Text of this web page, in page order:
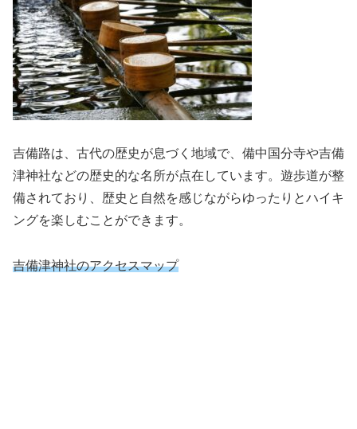
吉備路は、古代の歴史が息づく地域で、備中国分寺や吉備
津神社などの歴史的な名所が点在しています。遊歩道が整
備されており、歴史と自然を感じながらゆったりとハイキ
ングを楽しむことができます。
吉備津神社のアクセスマップ